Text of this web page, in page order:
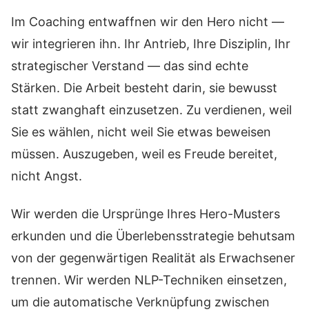
Im Coaching entwaffnen wir den Hero nicht —
wir integrieren ihn. Ihr Antrieb, Ihre Disziplin, Ihr
strategischer Verstand — das sind echte
Stärken. Die Arbeit besteht darin, sie bewusst
statt zwanghaft einzusetzen. Zu verdienen, weil
Sie es wählen, nicht weil Sie etwas beweisen
müssen. Auszugeben, weil es Freude bereitet,
nicht Angst.
Wir werden die Ursprünge Ihres Hero-Musters
erkunden und die Überlebensstrategie behutsam
von der gegenwärtigen Realität als Erwachsener
trennen. Wir werden NLP-Techniken einsetzen,
um die automatische Verknüpfung zwischen